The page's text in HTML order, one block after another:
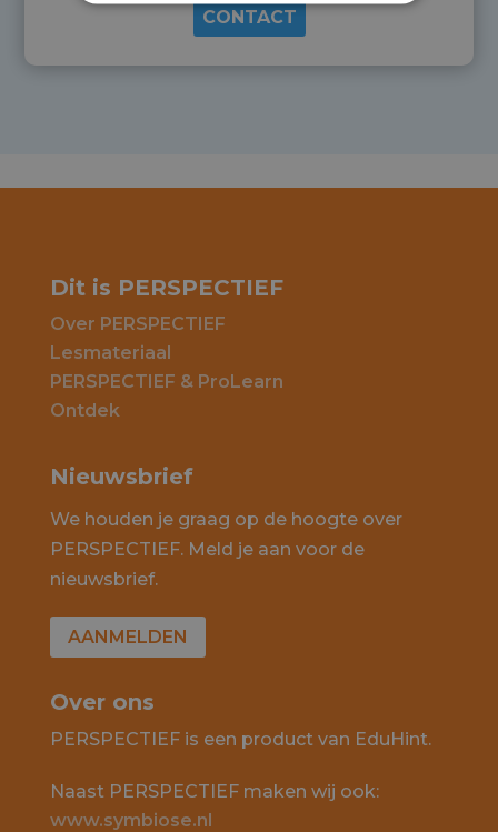
CONTACT
Dit is PERSPECTIEF
Over PERSPECTIEF
Lesmateriaal
PERSPECTIEF & ProLearn
Ontdek
Nieuwsbrief
We houden je graag op de hoogte over
PERSPECTIEF. Meld je aan voor de
nieuwsbrief.
AANMELDEN
Over ons
PERSPECTIEF is een product van EduHint.
Naast PERSPECTIEF maken wij ook:
www.symbiose.nl